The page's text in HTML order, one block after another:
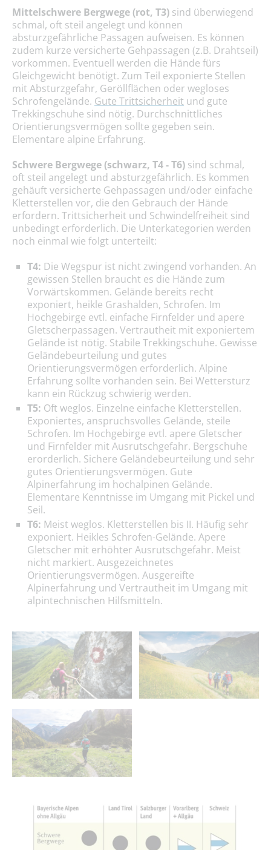
Mittelschwere Bergwege (rot, T3) sind überwiegend
schmal, oft steil angelegt und können
absturzgefährliche Passagen aufweisen. Es können
zudem kurze versicherte Gehpassagen (z.B. Drahtseil)
vorkommen. Eventuell werden die Hände fürs
Gleichgewicht benötigt. Zum Teil exponierte Stellen
mit Absturzgefahr, Geröllflächen oder wegloses
Schrofengelände. Gute Trittsicherheit und gute
Trekkingschuhe sind nötig. Durchschnittliches
Orientierungsvermögen sollte gegeben sein.
Elementare alpine Erfahrung.
Schwere Bergwege (schwarz, T4 - T6) sind schmal,
oft steil angelegt und absturzgefährlich. Es kommen
gehäuft versicherte Gehpassagen und/oder einfache
Kletterstellen vor, die den Gebrauch der Hände
erfordern. Trittsicherheit und Schwindelfreiheit sind
unbedingt erforderlich. Die Unterkategorien werden
noch einmal wie folgt unterteilt:
T4: Die Wegspur ist nicht zwingend vorhanden. An
gewissen Stellen braucht es die Hände zum
Vorwärtskommen. Gelände bereits recht
exponiert, heikle Grashalden, Schrofen. Im
Hochgebirge evtl. einfache Firnfelder und apere
Gletscherpassagen. Vertrautheit mit exponiertem
Gelände ist nötig. Stabile Trekkingschuhe. Gewisse
Geländebeurteilung und gutes
Orientierungsvermögen erforderlich. Alpine
Erfahrung sollte vorhanden sein. Bei Wettersturz
kann ein Rückzug schwierig werden.
T5: Oft weglos. Einzelne einfache Kletterstellen.
Exponiertes, anspruchsvolles Gelände, steile
Schrofen. Im Hochgebirge evtl. apere Gletscher
und Firnfelder mit Ausrutschgefahr. Bergschuhe
erorderlich. Sichere Geländebeurteilung und sehr
gutes Orientierungsvermögen. Gute
Alpinerfahrung im hochalpinen Gelände.
Elementare Kenntnisse im Umgang mit Pickel und
Seil.
T6: Meist weglos. Kletterstellen bis II. Häufig sehr
exponiert. Heikles Schrofen-Gelände. Apere
Gletscher mit erhöhter Ausrutschgefahr. Meist
nicht markiert. Ausgezeichnetes
Orientierungsvermögen. Ausgereifte
Alpinerfahrung und Vertrautheit im Umgang mit
alpintechnischen Hilfsmitteln.